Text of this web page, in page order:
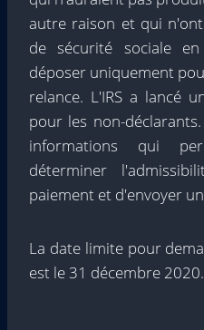
autre raison et qui
de sécurité sociale
déposer uniquement
relance. L'IRS a lancé
pour les non-
informations qui
déterminer
paiement et d'envoyer
La date limite pour
est le 31 décembre 2020.